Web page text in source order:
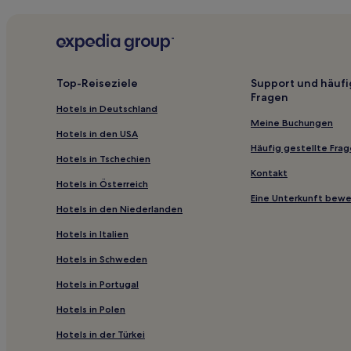
Steinbach Hotels
Hotels nahe Oberer Bahnhof Reichenbach
Hostels in Leipzig
Gasthäuser in Kurpark
Ferienwohnungen in Chemnitz
Ferienwohnungen in Störmthaler See
Ferienwohnungen in Steile Wand von Meerane
Hotels mit Küchenzeile in Hermsdorf/Erzgeb.
Hotels mit inbegriffenem Frühstück in
Top-Reiseziele
Hotels in Deutschland
Hotels in den USA
Hotels in Tschechien
Hotels in Österreich
Hotels in den Niederlanden
Hotels in Italien
Hotels in Schweden
Hotels in Portugal
Hotels in Polen
Hotels in der Türkei
Support und
Fragen
Meine Buchungen
Häufig gestellte
Kontakt
Eine Unterkunft